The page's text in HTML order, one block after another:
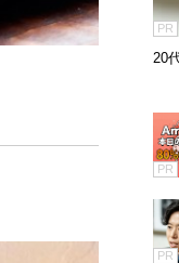
PR
20
PR
PR